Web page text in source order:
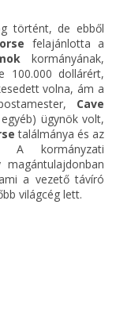
történt, de ebből
felajánlotta a
kormányának,
100.000 dollárért,
volna, ám a
Cave
ügynök volt,
találmánya és az
A kormányzati
a vezető távíró
világcég lett.